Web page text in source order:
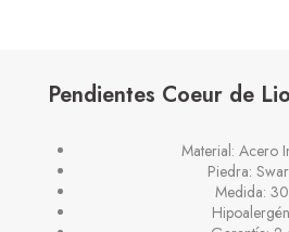
Pendientes Coeur de
Material: Acero
Piedra:
Medida: